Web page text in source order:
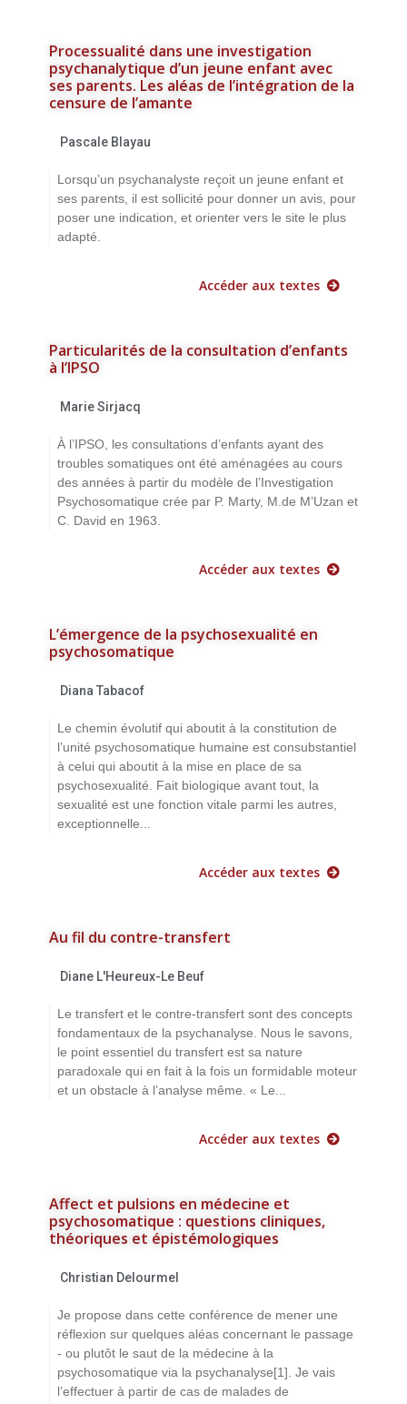
Processualité dans une investigation
psychanalytique d’un jeune enfant avec
ses parents. Les aléas de l’intégration de la
censure de l’amante
Pascale Blayau
Lorsqu’un psychanalyste reçoit un jeune enfant et
ses parents, il est sollicité pour donner un avis, pour
poser une indication, et orienter vers le site le plus
adapté.
Accéder aux textes
Particularités de la consultation d’enfants
à l’IPSO
Marie Sirjacq
À l’IPSO, les consultations d’enfants ayant des
troubles somatiques ont été aménagées au cours
des années à partir du modèle de l’Investigation
Psychosomatique crée par P. Marty, M.de M’Uzan et
C. David en 1963.
Accéder aux textes
L’émergence de la psychosexualité en
psychosomatique
Diana Tabacof
Le chemin évolutif qui aboutit à la constitution de
l’unité psychosomatique humaine est consubstantiel
à celui qui aboutit à la mise en place de sa
psychosexualité. Fait biologique avant tout, la
sexualité est une fonction vitale parmi les autres,
exceptionnelle...
Accéder aux textes
Au fil du contre-transfert
Diane L'Heureux-Le Beuf
Le transfert et le contre-transfert sont des concepts
fondamentaux de la psychanalyse. Nous le savons,
le point essentiel du transfert est sa nature
paradoxale qui en fait à la fois un formidable moteur
et un obstacle à l’analyse même. « Le...
Accéder aux textes
Affect et pulsions en médecine et
psychosomatique : questions cliniques,
théoriques et épistémologiques
Christian Delourmel
Je propose dans cette conférence de mener une
réflexion sur quelques aléas concernant le passage
- ou plutôt le saut de la médecine à la
psychosomatique via la psychanalyse[1]. Je vais
l’effectuer à partir de cas de malades de